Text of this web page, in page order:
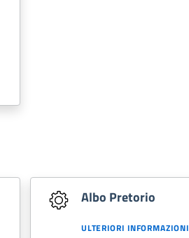
Albo Pretorio
ULTERIORI INFORMAZIONI